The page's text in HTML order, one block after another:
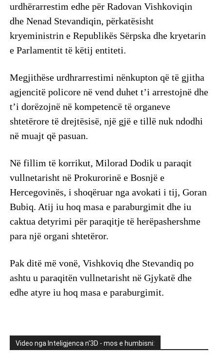
urdhërarrestim edhe për Radovan Vishkoviqin
dhe Nenad Stevandiqin, përkatësisht
kryeministrin e Republikës Sërpska dhe kryetarin
e Parlamentit të këtij entiteti.
Megjithëse urdhrarrestimi nënkupton që të gjitha
agjencitë policore në vend duhet t’i arrestojnë dhe
t’i dorëzojnë në kompetencë të organeve
shtetërore të drejtësisë, një gjë e tillë nuk ndodhi
në muajt që pasuan.
Në fillim të korrikut, Milorad Dodik u paraqit
vullnetarisht në Prokurorinë e Bosnjë e
Hercegovinës, i shoqëruar nga avokati i tij, Goran
Bubiq. Atij iu hoq masa e paraburgimit dhe iu
caktua detyrimi për paraqitje të herëpashershme
para një organi shtetëror.
Pak ditë më vonë, Vishkoviq dhe Stevandiq po
ashtu u paraqitën vullnetarisht në Gjykatë dhe
edhe atyre iu hoq masa e paraburgimit.
Video nga Inteligjenca n'3D - mos e humbisni: